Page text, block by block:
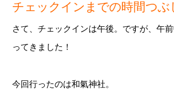
チェックインまでの時間つぶ
さて、チェックインは午後。ですが、午
ってきました！
今回行ったのは和氣神社。